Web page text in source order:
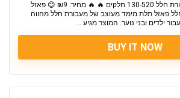
🔥 פאזל תלת מימד מעבורת חלל 130-520 חלקים 🔥 🔥 מחיר: ₪9 😊 פאזל
פאזל תלת מימד מעוצב של מעבורת חלל מהווה
ילדים ובני נוער. המוצר מגיע ...
BUY IT NOW